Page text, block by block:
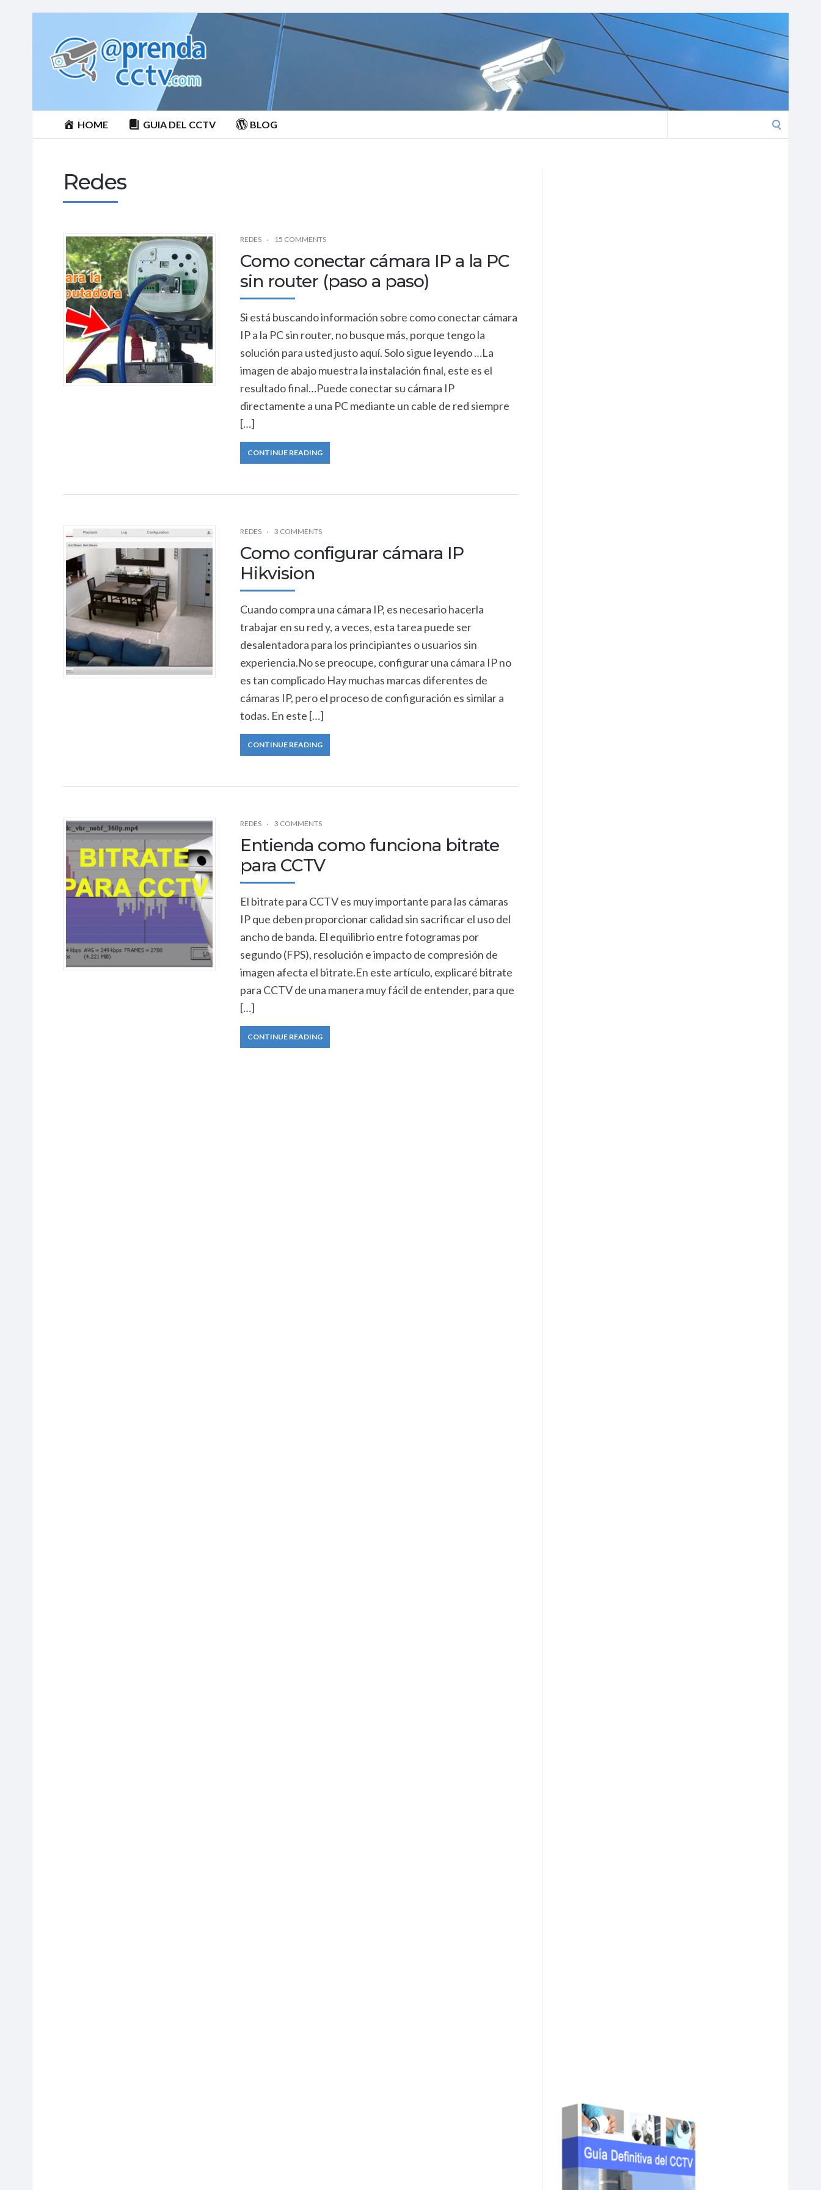
CCTV
HOME GUIA DEL CCTV BLOG
for:
Redes
REDES 15 COMMENTS
Como conectar cámara IP a la PC
sin router (paso a paso)
Si está buscando información sobre como conectar cámara
IP a la PC sin router, no busque más, porque tengo la
solución para usted justo aquí. Solo sigue leyendo …La
imagen de abajo muestra la instalación final, este es el
resultado final…Puede conectar su cámara IP
directamente a una PC mediante un cable de red siempre
[…]
CONTINUE READING
REDES 3 COMMENTS
Como configurar cámara IP
Hikvision
Cuando compra una cámara IP, es necesario hacerla
trabajar en su red y, a veces, esta tarea puede ser
desalentadora para los principiantes o usuarios sin
experiencia.No se preocupe, configurar una cámara IP no
es tan complicado Hay muchas marcas diferentes de
cámaras IP, pero el proceso de configuración es similar a
todas. En este […]
CONTINUE READING
REDES 3 COMMENTS
Entienda como funciona bitrate
para CCTV
El bitrate para CCTV es muy importante para las cámaras
IP que deben proporcionar calidad sin sacrificar el uso del
ancho de banda. El equilibrio entre fotogramas por
segundo (FPS), resolución e impacto de compresión de
imagen afecta ​el bitrate.En este artículo, explicaré bitrate
para CCTV de una manera muy fácil de entender, para que
[…]
CONTINUE READING